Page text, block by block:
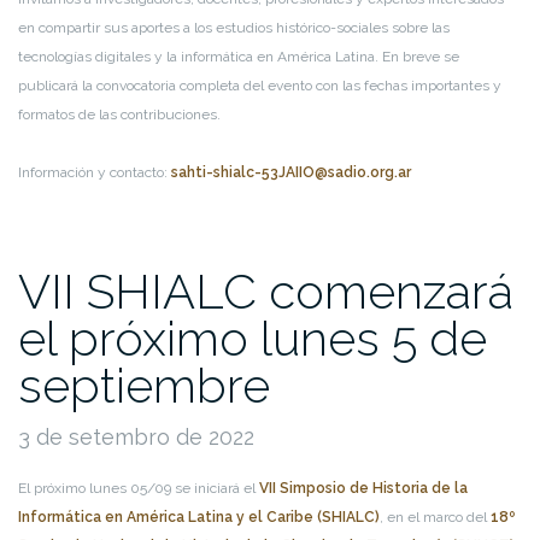
en compartir sus aportes a los estudios histórico-sociales sobre las
tecnologías digitales y la informática en América Latina. En breve se
publicará la convocatoria completa del evento con las fechas importantes y
formatos de las contribuciones.
Información y contacto: sahti-shialc-53JAIIO@sadio.org.ar
VII SHIALC comenzará
el próximo lunes 5 de
septiembre
3 de setembro de 2022
El próximo lunes 05/09 se iniciará el VII Simposio de Historia de la
Informática en América Latina y el Caribe (SHIALC) , en el marco del 18º